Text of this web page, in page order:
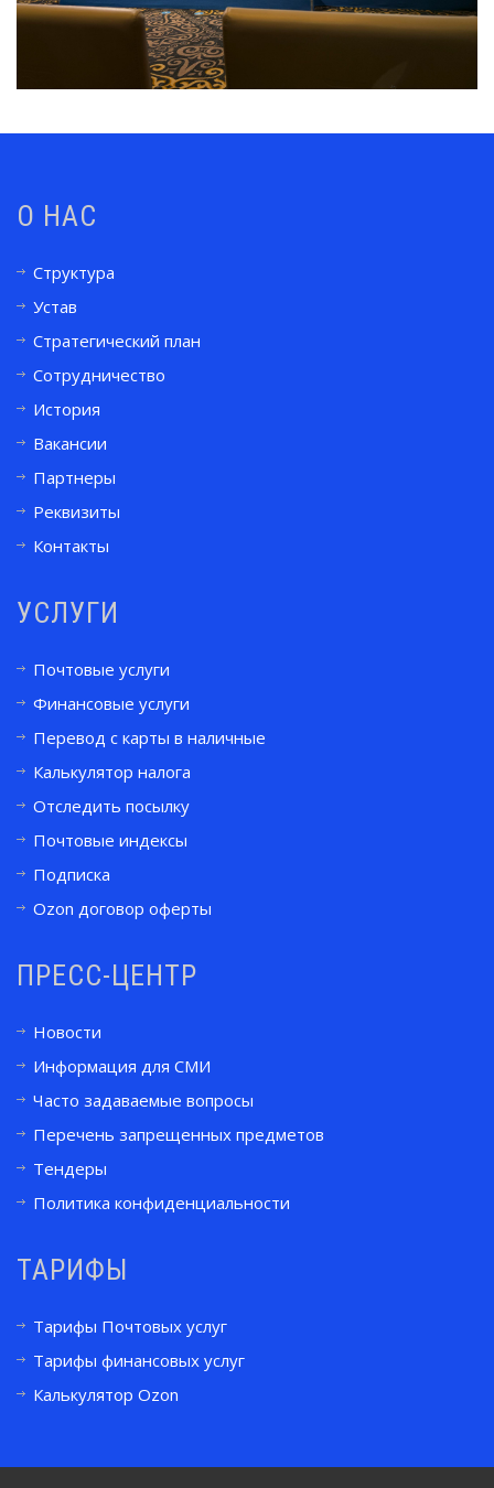
О НАС
Структура
Устав
Стратегический план
Сотрудничество
История
Вакансии
Партнеры
Реквизиты
Контакты
УСЛУГИ
Почтовые услуги
Финансовые услуги
Перевод с карты в наличные
Калькулятор налога
Отследить посылку
Почтовые индексы
Подписка
Ozon договор оферты
ПРЕСС-ЦЕНТР
Новости
Информация для СМИ
Часто задаваемые вопросы
Перечень запрещенных предметов
Тендеры
Политика конфиденциальности
ТАРИФЫ
Тарифы Почтовых услуг
Тарифы финансовых услуг
Калькулятор Ozon